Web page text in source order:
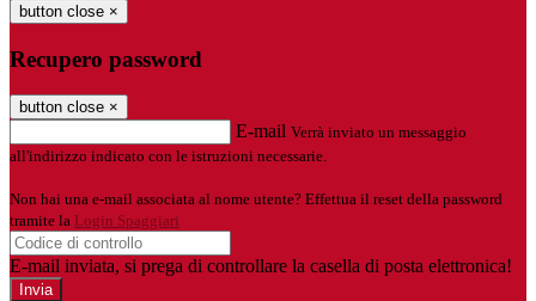
button close ×
Recupero password
button close ×
E-mail Verrà inviato un messaggio
all'indirizzo indicato con le istruzioni necessarie.
Non hai una e-mail associata al nome utente? Effettua il reset della password
tramite la Login Spaggiari
E-mail inviata, si prega di controllare la casella di posta elettronica!